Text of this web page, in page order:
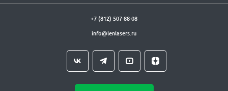
+7 (812) 507-88-08
info@lenlasers.ru